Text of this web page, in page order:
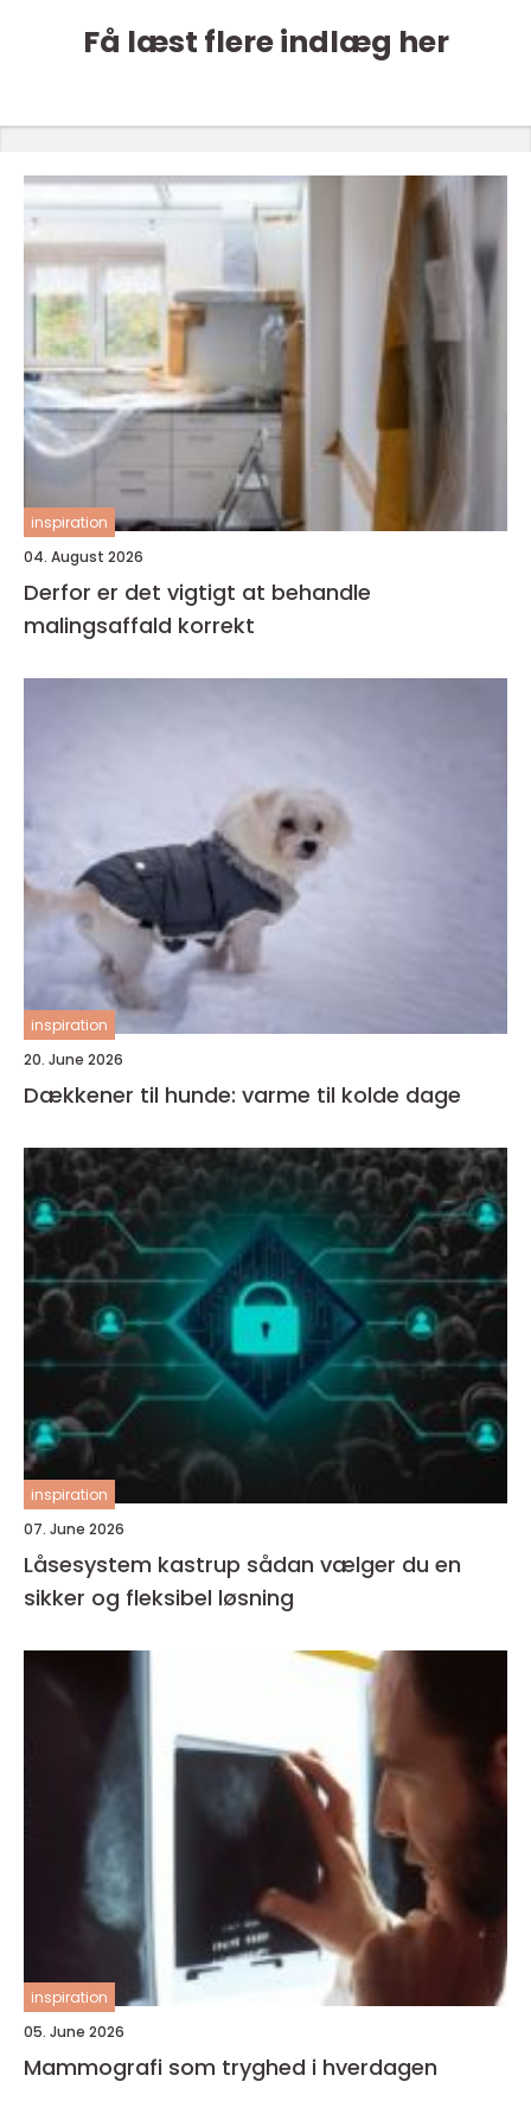
Få læst flere indlæg her
inspiration
04. August 2026
Derfor er det vigtigt at behandle
malingsaffald korrekt
inspiration
20. June 2026
Dækkener til hunde: varme til kolde dage
inspiration
07. June 2026
Låsesystem kastrup sådan vælger du en
sikker og fleksibel løsning
inspiration
05. June 2026
Mammografi som tryghed i hverdagen